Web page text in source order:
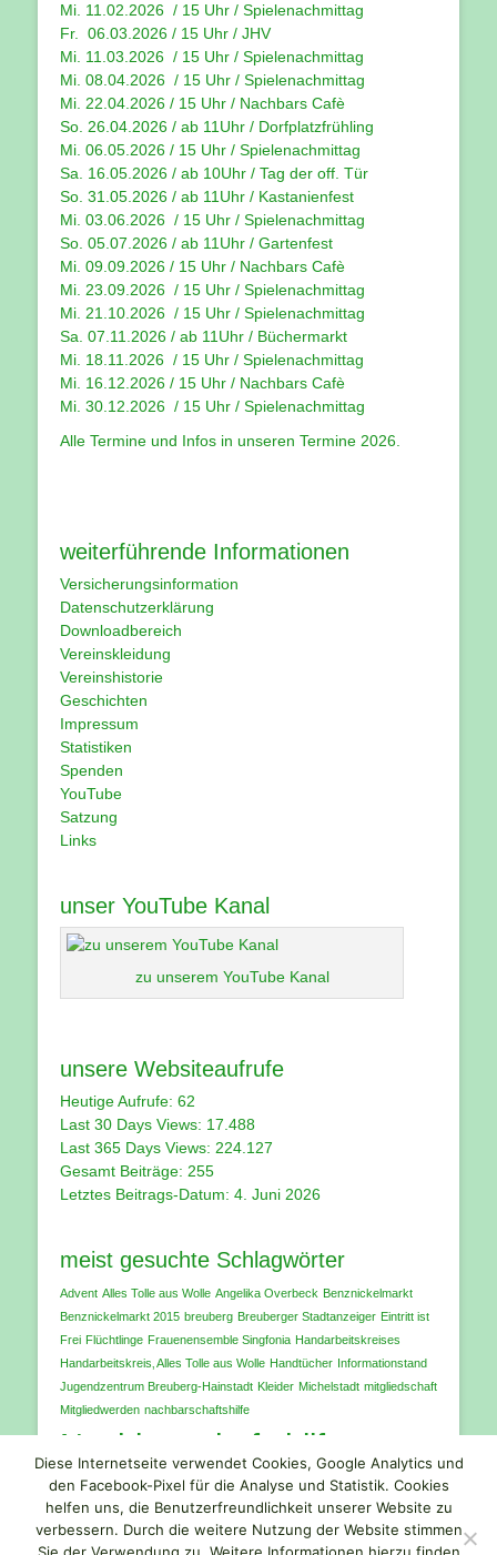
Mi. 11.02.2026 / 15 Uhr / Spielenachmittag
Fr. 06.03.2026 / 15 Uhr / JHV
Mi. 11.03.2026 / 15 Uhr / Spielenachmittag
Mi. 08.04.2026 / 15 Uhr / Spielenachmittag
Mi. 22.04.2026 / 15 Uhr / Nachbars Cafè
So. 26.04.2026 / ab 11Uhr / Dorfplatzfrühling
Mi. 06.05.2026 / 15 Uhr / Spielenachmittag
Sa. 16.05.2026 / ab 10Uhr / Tag der off. Tür
So. 31.05.2026 / ab 11Uhr / Kastanienfest
Mi. 03.06.2026 / 15 Uhr / Spielenachmittag
So. 05.07.2026 / ab 11Uhr / Gartenfest
Mi. 09.09.2026 / 15 Uhr / Nachbars Cafè
Mi. 23.09.2026 / 15 Uhr / Spielenachmittag
Mi. 21.10.2026 / 15 Uhr / Spielenachmittag
Sa. 07.11.2026 / ab 11Uhr / Büchermarkt
Mi. 18.11.2026 / 15 Uhr / Spielenachmittag
Mi. 16.12.2026 / 15 Uhr / Nachbars Cafè
Mi. 30.12.2026 / 15 Uhr / Spielenachmittag
Alle Termine und Infos in unseren Termine 2026
weiterführende Informationen
Versicherungsinformation
Datenschutzerklärung
Downloadbereich
Vereinskleidung
Vereinshistorie
Geschichten
Impressum
Statistiken
Spenden
YouTube
Satzung
Links
unser YouTube Kanal
zu unserem YouTube Kanal
unsere Websiteaufrufe
Heutige Aufrufe: 62
Last 30 Days Views: 17.488
Last 365 Days Views: 224.127
Gesamt Beiträge: 255
Letztes Beitrags-Datum: 4. Juni 2026
meist gesuchte Schlagwörter
Advent Alles Tolle aus Wolle Angelika Overbeck Benznickelmarkt
Benznickelmarkt 2015 breuberg Breuberger Stadtanzeiger Eintritt ist
Frei Flüchtlinge Frauenensemble Singfonia Handarbeitskreises
Handarbeitskreis‚ Alles Tolle aus Wolle Handtücher Informationstand
Jugendzentrum Breuberg-Hainstadt Kleider Michelstadt mitgliedschaft
Mitgliedwerden nachbarschaftshilfe
Nachbarschaftshilfe
Breuberg
odenwald Schuhe Spendenaufruf
Unterwäsche verein Vereinsring Neustadt am Breuberg e.V. video
Weihnachtsgeschichte youtube
Diese Internetseite verwendet Cookies, Google Analytics und
den Facebook-Pixel für die Analyse und Statistik. Cookies
helfen uns, die Benutzerfreundlichkeit unserer Website zu
verbessern. Durch die weitere Nutzung der Website stimmen